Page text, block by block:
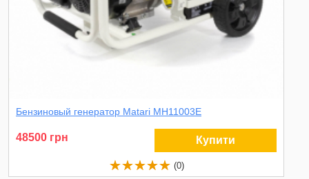
Бензиновый генератор Matari MH11003E
48500 грн Купити
(0)